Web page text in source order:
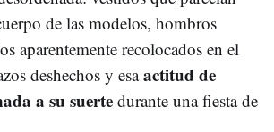
de las modelos, hombros
aparentemente recolocados en el
deshechos y esaactitud de
a su suerte durante una fiesta de